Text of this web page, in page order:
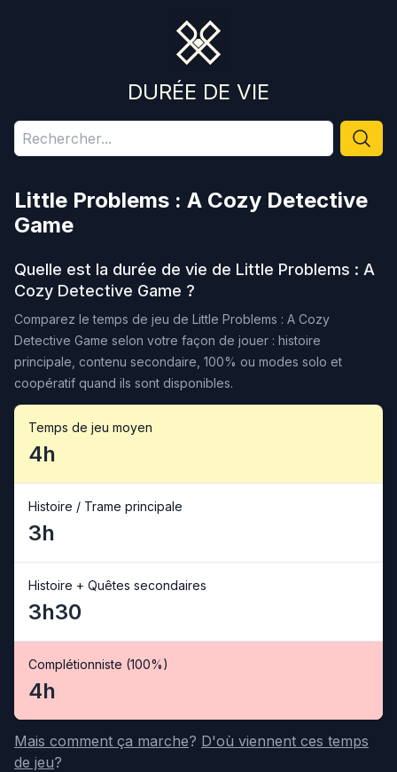
DURÉE DE VIE
Little Problems : A Cozy Detective
Game
Quelle est la durée de vie de Little Problems : A
Cozy Detective Game ?
Comparez le temps de jeu de Little Problems : A Cozy
Detective Game selon votre façon de jouer : histoire
principale, contenu secondaire, 100% ou modes solo et
coopératif quand ils sont disponibles.
Temps de jeu moyen
4h
Histoire / Trame principale
3h
Histoire + Quêtes secondaires
3h30
Complétionniste (100%)
4h
Mais comment ça marche? D'où viennent ces temps
de jeu?